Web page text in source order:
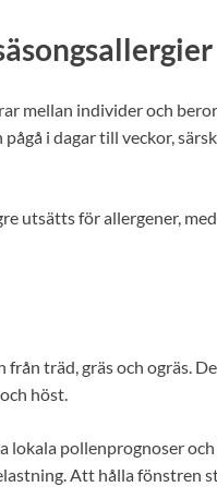
mellan individer och
i dagar till veckor,
utsätts för allergener,
träd, gräs och ogräs.
höst.
lokala pollenprognoser
Att hålla fönstren